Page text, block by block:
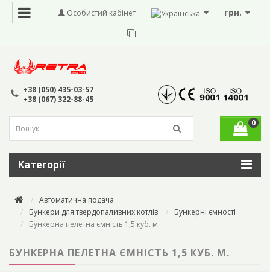
грн.
Особистий кабінет
+38 (050) 435-03-57
+38 (067) 322-88-45
0
Категорії
Автоматична подача
Бункери для твердопаливних котлів
Бункерні ємності
Бункерна пелетна ємність 1,5 куб. м.
БУНКЕРНА ПЕЛЕТНА ЄМНІСТЬ 1,5 КУБ. М.